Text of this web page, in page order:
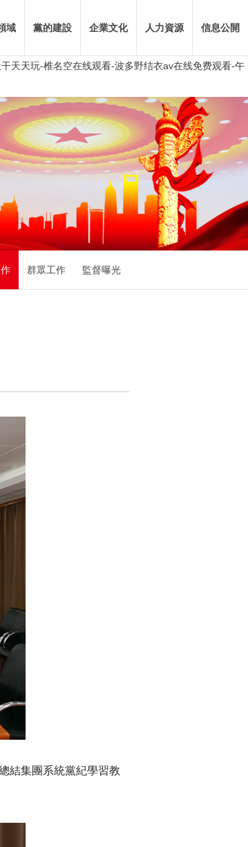
天天玩-椎名空在线观看-波多野结衣av在线免费观看-午
域 黨的建設 企業文化 人力資源 信息公開
群眾工作 監督曝光
結集團系統黨紀學習教